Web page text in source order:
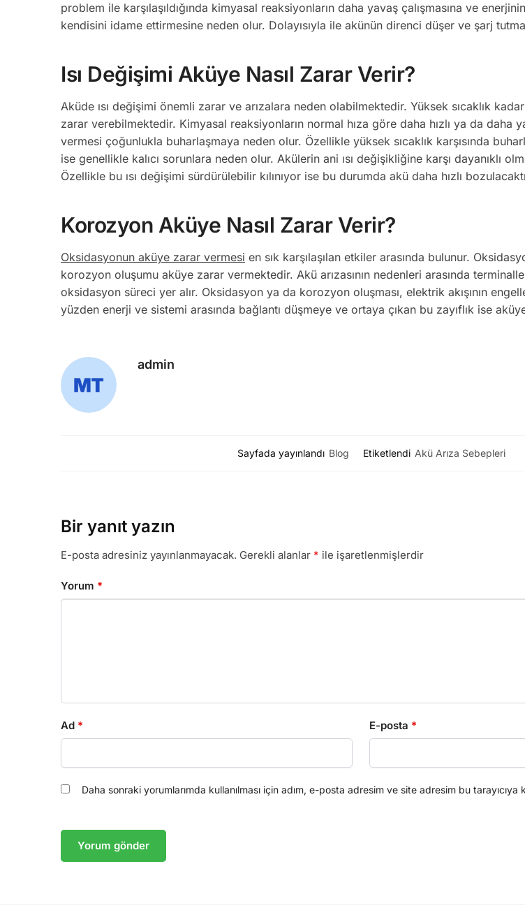
problem ile karşılaşıldığında kimyasal reaksiyonların daha yavaş çalışmasına ve
kendisini idame ettirmesine neden olur. Dolayısıyla ile akünün direnci düşer ve şarj
Isı Değişimi Aküye Nasıl Zarar Verir?
Aküde ısı değişimi önemli zarar ve arızalara neden olabilmektedir. Yüksek sıcaklık
zarar verebilmektedir. Kimyasal reaksiyonların normal hıza göre daha hızlı ya da daha
vermesi çoğunlukla buharlaşmaya neden olur. Özellikle yüksek sıcaklık karşısında
ise genellikle kalıcı sorunlara neden olur. Akülerin ani ısı değişikliğine karşı dayanıklı
Özellikle bu ısı değişimi sürdürülebilir kılınıyor ise bu durumda akü daha hızlı
Korozyon Aküye Nasıl Zarar Verir?
Oksidasyonun aküye zarar vermesi en sık karşılaşılan etkiler arasında bulunur.
korozyon oluşumu aküye zarar vermektedir. Akü arızasının nedenleri arasında
oksidasyon süreci yer alır. Oksidasyon ya da korozyon oluşması, elektrik akışının
yüzden enerji ve sistemi arasında bağlantı düşmeye ve ortaya çıkan bu zayıflık ise
admin
Sayfada yayınlandı Blog Etiketlendi Akü Arıza Sebepleri
Bir yanıt yazın
E-posta adresiniz yayınlanmayacak. Gerekli alanlar * ile işaretlenmişlerdir
Yorum *
Ad * E-posta *
Daha sonraki yorumlarımda kullanılması için adım, e-posta adresim ve site adresim bu tarayıcıya